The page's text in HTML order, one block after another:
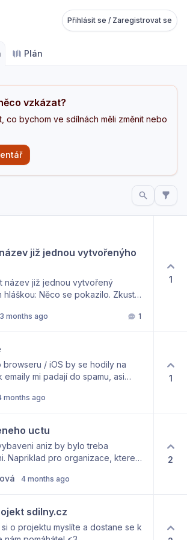
Přihlásit se / Zaregistrovat se
Plán
vzkázat?
co bychom ve sdílnách měli změnit nebo
již jednou vytvořenýho
název již jednou vytvořený
Něco se pokazilo. Zkuste
někde je chybka ;-)
3 months ago 1
1
browseru / iOS by se hodily na
mi padají do spamu, asi
favicon v emailu :)
months ago
1
uctu
aniz by bylo treba
Napriklad pro organizace, ktere
jejich vybaveni uz na
4 months ago
2
sdilny.cz
o projektu myslíte a dostane se k